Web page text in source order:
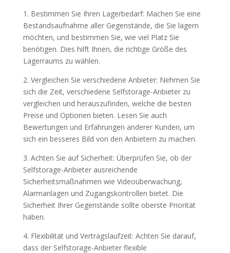
1. Bestimmen Sie Ihren Lagerbedarf: Machen Sie eine
Bestandsaufnahme aller Gegenstände, die Sie lagern
möchten, und bestimmen Sie, wie viel Platz Sie
benötigen. Dies hilft Ihnen, die richtige Größe des
Lagerraums zu wählen.
2. Vergleichen Sie verschiedene Anbieter: Nehmen Sie
sich die Zeit, verschiedene Selfstorage-Anbieter zu
vergleichen und herauszufinden, welche die besten
Preise und Optionen bieten. Lesen Sie auch
Bewertungen und Erfahrungen anderer Kunden, um
sich ein besseres Bild von den Anbietern zu machen.
3. Achten Sie auf Sicherheit: Überprüfen Sie, ob der
Selfstorage-Anbieter ausreichende
Sicherheitsmaßnahmen wie Videoüberwachung,
Alarmanlagen und Zugangskontrollen bietet. Die
Sicherheit Ihrer Gegenstände sollte oberste Priorität
haben.
4. Flexibilität und Vertragslaufzeit: Achten Sie darauf,
dass der Selfstorage-Anbieter flexible